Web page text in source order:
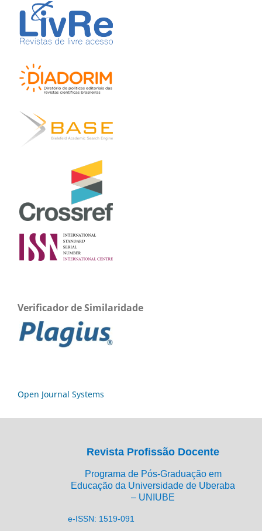
Verificador de Similaridade
Open Journal Systems
Revista Profissão Docente
Programa de Pós-Graduação em
Educação da Universidade de Uberaba
– UNIUBE
e-ISSN: 1519-091